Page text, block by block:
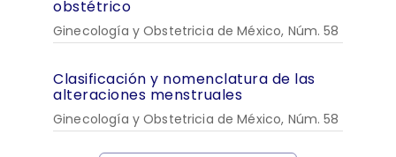
obstétrico
Ginecología y Obstetricia de México, Núm. 58
Clasificación y nomenclatura de las
alteraciones menstruales
Ginecología y Obstetricia de México, Núm. 58